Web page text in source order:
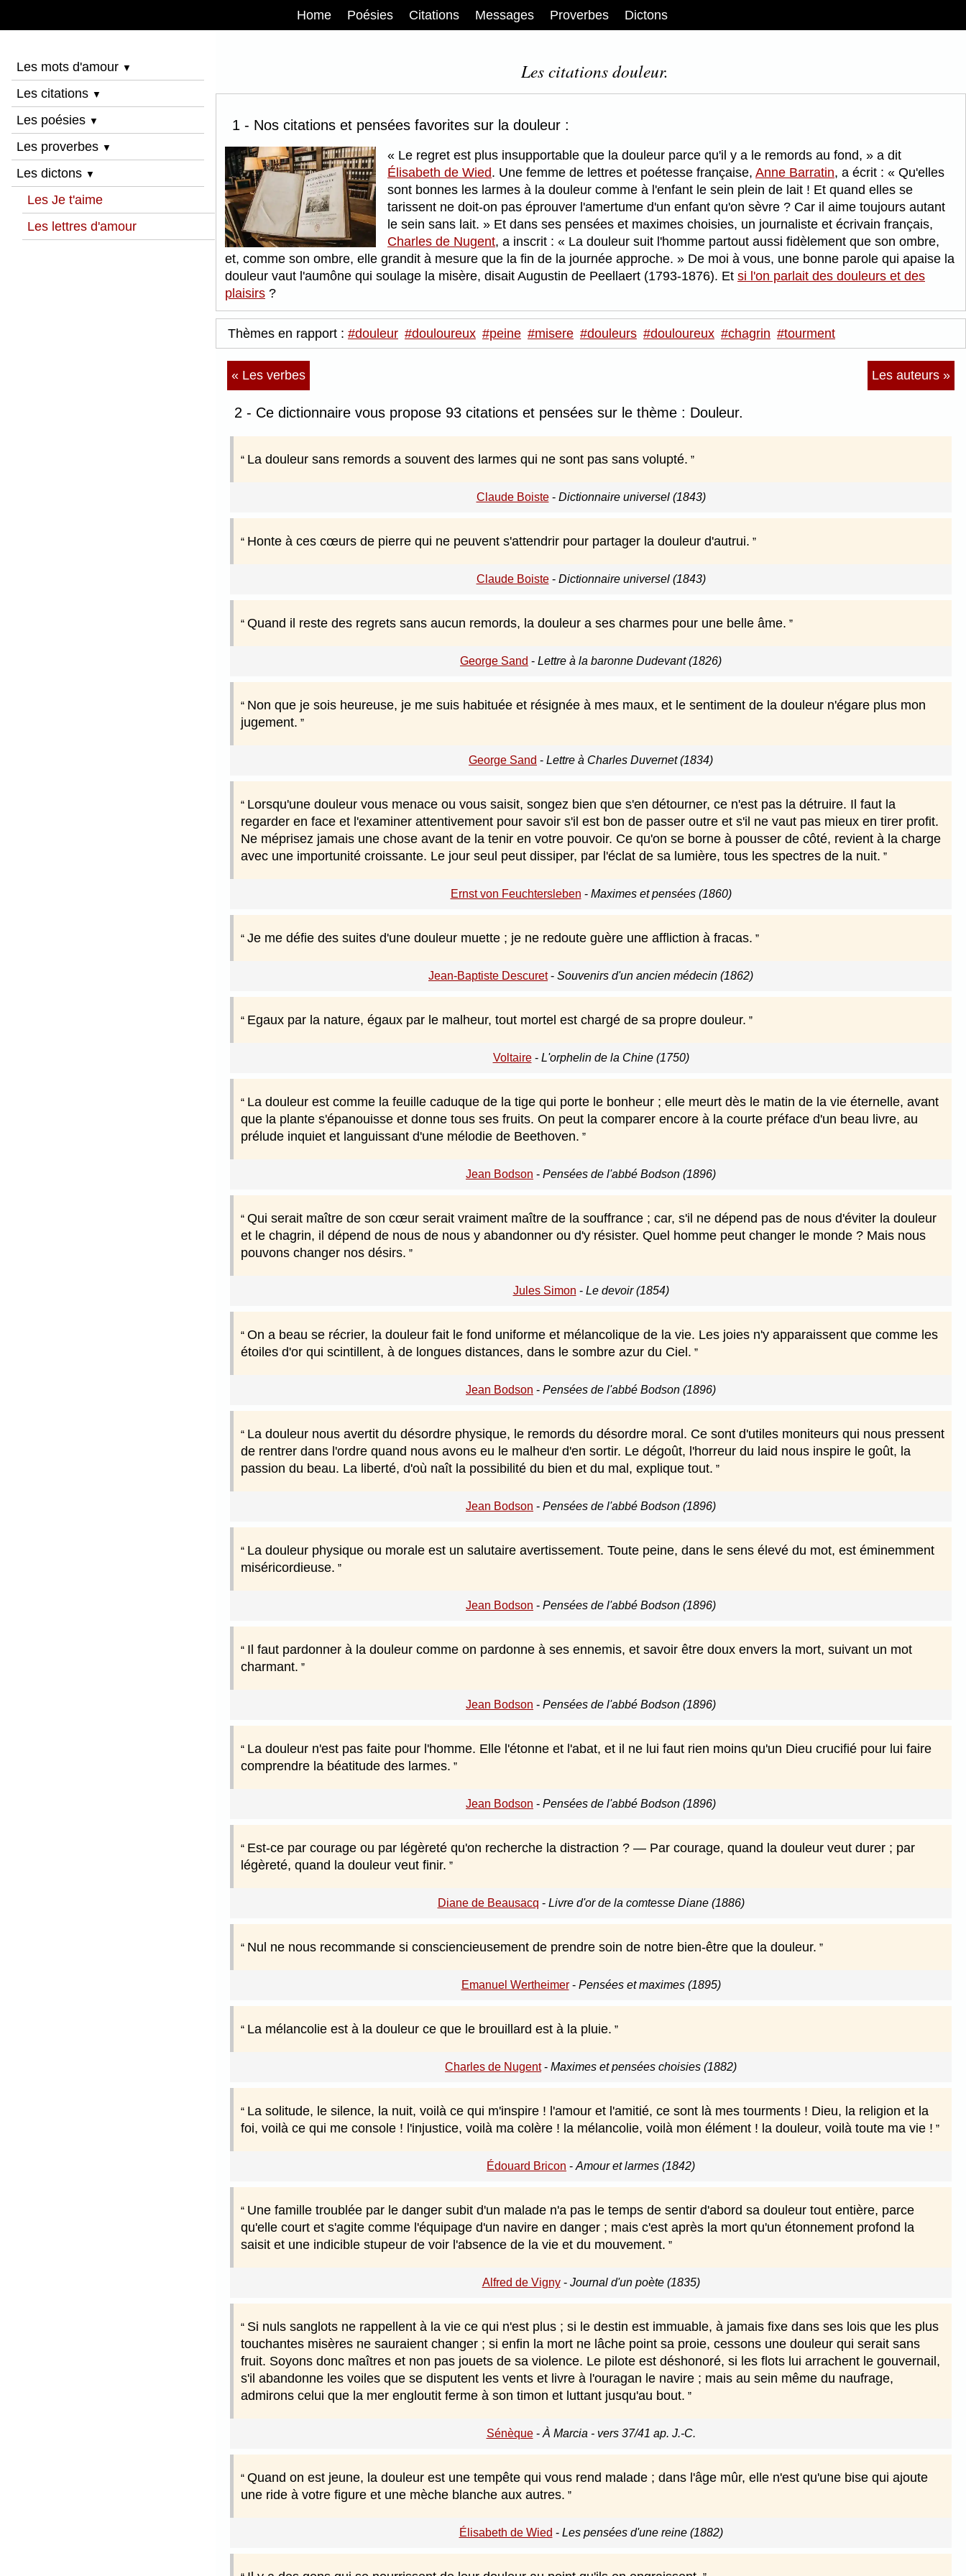
Home Poésies Citations Messages Proverbes Dictons
Les mots d'amour ▼
Les citations ▼
Les poésies ▼
Les proverbes ▼
Les dictons ▼
Les Je t'aime
Les lettres d'amour
Les citations douleur.
1 - Nos citations et pensées favorites sur la douleur :
Le regret est plus insupportable que la douleur parce qu'il y a le remords au fond,
a dit
Élisabeth de Wied. Une femme de lettres et poétesse française, Anne Barratin, a écrit :
Qu'elles
sont bonnes les larmes à la douleur comme à l'enfant le sein plein de lait ! Et quand elles se
tarissent ne doit-on pas éprouver l'amertume d'un enfant qu'on sèvre ? Car il aime toujours autant
le sein sans lait.
Et dans ses pensées et maximes choisies, un journaliste et écrivain français,
Charles de Nugent, a inscrit :
La douleur suit l'homme partout aussi fidèlement que son ombre,
et, comme son ombre, elle grandit à mesure que la fin de la journée approche.
De moi à vous, une bonne parole qui apaise la
douleur vaut l'aumône qui soulage la misère, disait Augustin de Peellaert (1793-1876). Et si l'on parlait des douleurs et des
plaisirs ?
Thèmes en rapport : #douleur #douloureux #peine #misere #douleurs #douloureux #chagrin #tourment
« Les verbes Les auteurs »
2 - Ce dictionnaire vous propose 93 citations et pensées sur le thème : Douleur.
La douleur sans remords a souvent des larmes qui ne sont pas sans volupté.
Claude Boiste- Dictionnaire universel (1843)
Honte à ces cœurs de pierre qui ne peuvent s'attendrir pour partager la douleur d'autrui.
Claude Boiste- Dictionnaire universel (1843)
Quand il reste des regrets sans aucun remords, la douleur a ses charmes pour une belle âme.
George Sand - Lettre à la baronne Dudevant (1826)
Non que je sois heureuse, je me suis habituée et résignée à mes maux, et le sentiment de la douleur n'égare plus mon
jugement.
George Sand - Lettre à Charles Duvernet (1834)
Lorsqu'une douleur vous menace ou vous saisit, songez bien que s'en détourner, ce n'est pas la détruire. Il faut la
regarder en face et l'examiner attentivement pour savoir s'il est bon de passer outre et s'il ne vaut pas mieux en tirer profit.
Ne méprisez jamais une chose avant de la tenir en votre pouvoir. Ce qu'on se borne à pousser de côté, revient à la charge
avec une importunité croissante. Le jour seul peut dissiper, par l'éclat de sa lumière, tous les spectres de la nuit.
Ernst von Feuchtersleben - Maximes et pensées (1860)
Je me défie des suites d'une douleur muette ; je ne redoute guère une affliction à fracas.
Jean-Baptiste Descuret- Souvenirs d'un ancien médecin (1862)
Egaux par la nature, égaux par le malheur, tout mortel est chargé de sa propre douleur.
Voltaire- L'orphelin de la Chine (1750)
La douleur est comme la feuille caduque de la tige qui porte le bonheur ; elle meurt dès le matin de la vie éternelle, avant
que la plante s'épanouisse et donne tous ses fruits. On peut la comparer encore à la courte préface d'un beau livre, au
prélude inquiet et languissant d'une mélodie de Beethoven.
Jean Bodson - Pensées de l'abbé Bodson (1896)
Qui serait maître de son cœur serait vraiment maître de la souffrance ; car, s'il ne dépend pas de nous d'éviter la douleur
et le chagrin, il dépend de nous de nous y abandonner ou d'y résister. Quel homme peut changer le monde ? Mais nous
pouvons changer nos désirs.
Jules Simon - Le devoir (1854)
On a beau se récrier, la douleur fait le fond uniforme et mélancolique de la vie. Les joies n'y apparaissent que comme les
étoiles d'or qui scintillent, à de longues distances, dans le sombre azur du Ciel.
Jean Bodson - Pensées de l'abbé Bodson (1896)
La douleur nous avertit du désordre physique, le remords du désordre moral. Ce sont d'utiles moniteurs qui nous pressent
de rentrer dans l'ordre quand nous avons eu le malheur d'en sortir. Le dégoût, l'horreur du laid nous inspire le goût, la
passion du beau. La liberté, d'où naît la possibilité du bien et du mal, explique tout.
Jean Bodson - Pensées de l'abbé Bodson (1896)
La douleur physique ou morale est un salutaire avertissement. Toute peine, dans le sens élevé du mot, est éminemment
miséricordieuse.
Jean Bodson - Pensées de l'abbé Bodson (1896)
Il faut pardonner à la douleur comme on pardonne à ses ennemis, et savoir être doux envers la mort, suivant un mot
charmant.
Jean Bodson - Pensées de l'abbé Bodson (1896)
La douleur n'est pas faite pour l'homme. Elle l'étonne et l'abat, et il ne lui faut rien moins qu'un Dieu crucifié pour lui faire
comprendre la béatitude des larmes.
Jean Bodson - Pensées de l'abbé Bodson (1896)
Est-ce par courage ou par légèreté qu'on recherche la distraction ? — Par courage, quand la douleur veut durer ; par
légèreté, quand la douleur veut finir.
Diane de Beausacq - Livre d'or de la comtesse Diane (1886)
Nul ne nous recommande si consciencieusement de prendre soin de notre bien-être que la douleur.
Emanuel Wertheimer- Pensées et maximes (1895)
La mélancolie est à la douleur ce que le brouillard est à la pluie.
Charles de Nugent- Maximes et pensées choisies (1882)
La solitude, le silence, la nuit, voilà ce qui m'inspire ! l'amour et l'amitié, ce sont là mes tourments ! Dieu, la religion et la
foi, voilà ce qui me console ! l'injustice, voilà ma colère ! la mélancolie, voilà mon élément ! la douleur, voilà toute ma vie !
Édouard Bricon - Amour et larmes (1842)
Une famille troublée par le danger subit d'un malade n'a pas le temps de sentir d'abord sa douleur tout entière, parce
qu'elle court et s'agite comme l'équipage d'un navire en danger ; mais c'est après la mort qu'un étonnement profond la
saisit et une indicible stupeur de voir l'absence de la vie et du mouvement.
Alfred de Vigny- Journal d'un poète (1835)
Si nuls sanglots ne rappellent à la vie ce qui n'est plus ; si le destin est immuable, à jamais fixe dans ses lois que les plus
touchantes misères ne sauraient changer ; si enfin la mort ne lâche point sa proie, cessons une douleur qui serait sans
fruit. Soyons donc maîtres et non pas jouets de sa violence. Le pilote est déshonoré, si les flots lui arrachent le gouvernail,
s'il abandonne les voiles que se disputent les vents et livre à l'ouragan le navire ; mais au sein même du naufrage,
admirons celui que la mer engloutit ferme à son timon et luttant jusqu'au bout.
Sénèque- À Marcia - vers 37/41 ap. J.-C.
Quand on est jeune, la douleur est une tempête qui vous rend malade ; dans l'âge mûr, elle n'est qu'une bise qui ajoute
une ride à votre figure et une mèche blanche aux autres.
Élisabeth de Wied - Les pensées d'une reine (1882)